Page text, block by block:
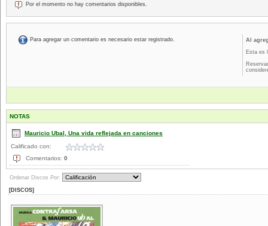
Por el momento no hay comentarios disponibles.
Para agregar un comentario es necesario estar registrado.
Al
Esta es
NOTAS
Mauricio Ubal, Una vida reflejada en canciones
Calificado con:
Comentarios: 0
Ordenar Discos Por:
[DISCOS]